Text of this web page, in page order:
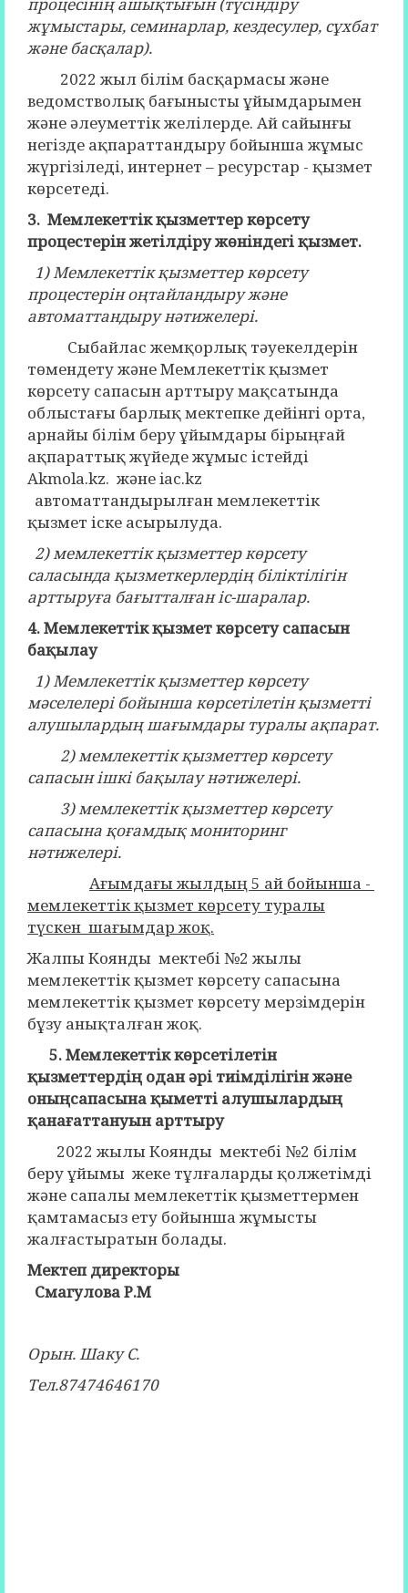
жұмыстары, семинарлар, кездесулер, сұхбат
және басқалар).
2022 жыл білім басқармасы және
ведомстволық бағынысты ұйымдарымен
және әлеуметтік желілерде. Ай сайынғы
негізде ақпараттандыру бойынша жұмыс
жүргізіледі, интернет – ресурстар - қызмет
көрсетеді.
3. Мемлекеттік қызметтер көрсету
процестерін жетілдіру жөніндегі қызмет.
1) Мемлекеттік қызметтер көрсету
процестерін оңтайландыру және
автоматтандыру нәтижелері.
Сыбайлас жемқорлық тәуекелдерін
төмендету және Мемлекеттік қызмет
көрсету сапасын арттыру мақсатында
облыстағы барлық мектепке дейінгі орта,
арнайы білім беру ұйымдары бірыңғай
ақпараттық жүйеде жұмыс істейді
Аkmola.kz. және iac.kz
автоматтандырылған мемлекеттік
қызмет іске асырылуда.
2) мемлекеттік қызметтер көрсету
саласында қызметкерлердің біліктілігін
арттыруға бағытталған іс-шаралар.
4.Мемлекеттік қызмет көрсету сапасын
бақылау
1) Мемлекеттік қызметтер көрсету
мәселелері бойынша көрсетілетін қызметті
алушылардың шағымдары туралы ақпарат.
2) мемлекеттік қызметтер көрсету
сапасын ішкі бақылау нәтижелері.
3) мемлекеттік қызметтер көрсету
сапасына қоғамдық мониторинг
нәтижелері.
Ағымдағы жылдың 5 ай бойынша -
мемлекеттік қызмет көрсету туралы
түскен шағымдар жоқ.
Жалпы Коянды мектебі №2 жылы
мемлекеттік қызмет көрсету сапасына
мемлекеттік қызмет көрсету мерзімдерін
бұзу анықталған жоқ.
5. Мемлекеттік көрсетілетін
қызметтердің одан әрі тиімділігін және
оныңсапасына қыметті алушылардың
қанағаттануын арттыру
2022 жылы Коянды мектебі №2 білім
беру ұйымы жеке тұлғаларды қолжетімді
және сапалы мемлекеттік қызметтермен
қамтамасыз ету бойынша жұмысты
жалғастыратын болады.
Мектеп директоры
Смагулова Р.М
Орын.Шаку С.
Тел.87474646170